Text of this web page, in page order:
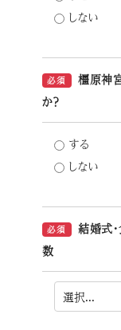
しない
必須
橿原神
か？
する
しない
必須
結婚式
数